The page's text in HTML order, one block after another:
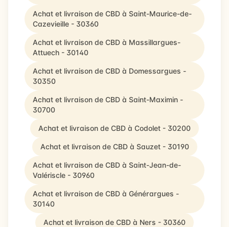
Achat et livraison de CBD à Saint-Maurice-de-
Cazevieille - 30360
Achat et livraison de CBD à Massillargues-
Attuech - 30140
Achat et livraison de CBD à Domessargues -
30350
Achat et livraison de CBD à Saint-Maximin -
30700
Achat et livraison de CBD à Codolet - 30200
Achat et livraison de CBD à Sauzet - 30190
Achat et livraison de CBD à Saint-Jean-de-
Valériscle - 30960
Achat et livraison de CBD à Générargues -
30140
Achat et livraison de CBD à Ners - 30360